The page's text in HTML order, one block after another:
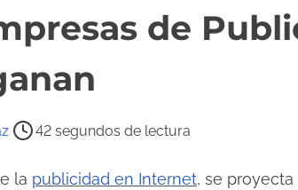
de
42 segundos de lectura
la publicidad en Internet, se